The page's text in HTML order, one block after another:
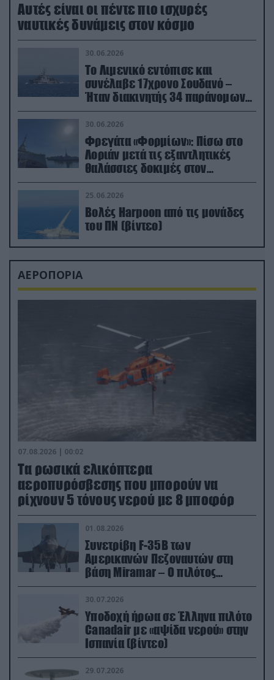
Aυτές είναι οι πέντε πιο ισχυρές
ναυτικές δυνάμεις στον κόσμο
30.06.2026
Το Λιμενικό εντόπισε και
συνέλαβε 17χρονο Σουδανό –
Ήταν διακινητής 34 παράνομων
μεταναστών
30.06.2026
Φρεγάτα «Φορμίων»: Πίσω στο
Λοριάν μετά τις εξαντλητικές
θαλάσσιες δοκιμές στον
απαιτητικό Βισκαϊκό
25.06.2026
Βολές Harpoon από τις μονάδες
του ΠΝ (βίντεο)
ΑΕΡΟΠΟΡΙΑ
07.08.2026 | 00:02
Τα ρωσικά ελικόπτερα
αεροπυρόσβεσης που μπορούν να
ρίχνουν 5 τόνους νερού με 8 μποφόρ
01.08.2026
Συνετρίβη F-35B των
Αμερικανών Πεζοναυτών στη
βάση Miramar – Ο πιλότος
εκτινάχθηκε εγκαίρως
30.07.2026
Υποδοχή ήρωα σε Έλληνα πιλότο
Canadair με «αψίδα νερού» στην
Ισπανία (βίντεο)
29.07.2026